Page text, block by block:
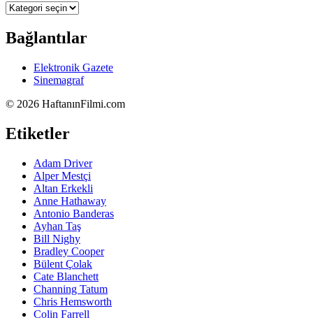
Kategoriler
Bağlantılar
Elektronik Gazete
Sinemagraf
© 2026 HaftanınFilmi.com
Etiketler
Adam Driver
Alper Mestçi
Altan Erkekli
Anne Hathaway
Antonio Banderas
Ayhan Taş
Bill Nighy
Bradley Cooper
Bülent Çolak
Cate Blanchett
Channing Tatum
Chris Hemsworth
Colin Farrell